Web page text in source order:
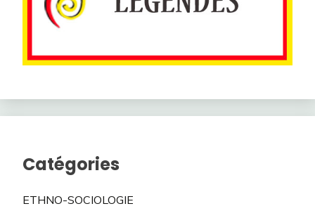
Catégories
ETHNO-SOCIOLOGIE